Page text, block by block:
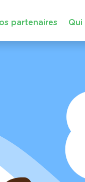
partenaires Qui